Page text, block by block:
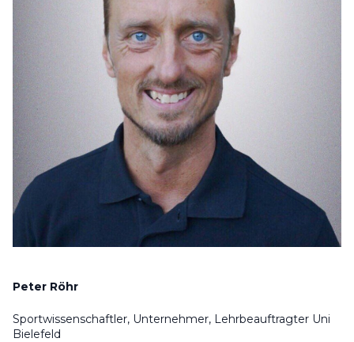
Peter Röhr
Sportwissenschaftler, Unternehmer, Lehrbeauftragter Uni
Bielefeld